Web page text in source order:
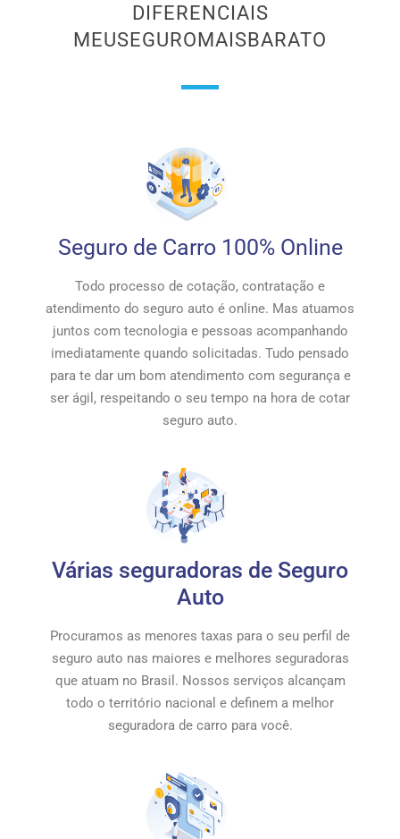
DIFERENCIAIS
MEUSEGUROMAISBARATO
Seguro de Carro 100% Online
Todo processo de cotação, contratação e
atendimento do seguro auto é online. Mas atuamos
juntos com tecnologia e pessoas acompanhando
imediatamente quando solicitadas. Tudo pensado
para te dar um bom atendimento com segurança e
ser ágil, respeitando o seu tempo na hora de cotar
seguro auto.
Várias seguradoras de Seguro
Auto
Procuramos as menores taxas para o seu perfil de
seguro auto nas maiores e melhores seguradoras
que atuam no Brasil. Nossos serviços alcançam
todo o território nacional e definem a melhor
seguradora de carro para você.